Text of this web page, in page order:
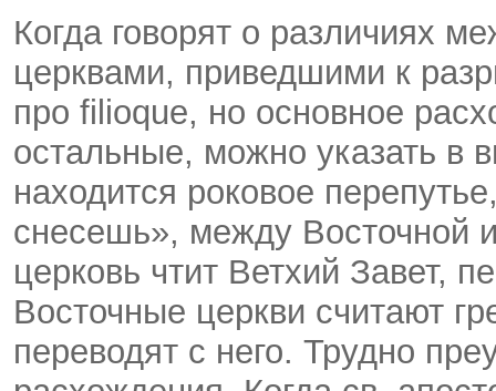
Когда говорят о различиях
церквами, приведшими к
про filioque, но основное
остальные, можно указать в
находится роковое
снесешь», между Восточной
церковь чтит Ветхий Завет,
Восточные церкви считают
переводят с него. Трудно